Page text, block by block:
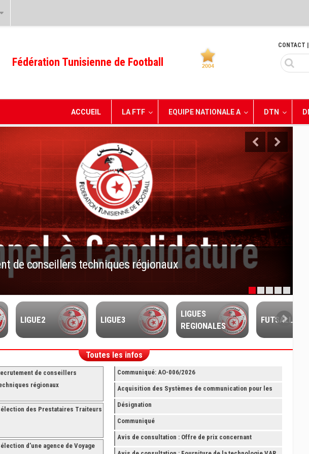
Fédération Tunisienne de Football
CONTACT
ACCUEIL LA FTF EQUIPE NATIONALE A DTN
de conseillers techniques régionaux
2 3 4 5
LIGUE2 LIGUE3
LIGUES
REGIONALES
FUTSALL
Toutes les infos
de conseillers
régionaux
des Prestataires Traiteurs
d’une agence de Voyage
Communiqué: AO-006/2026
Acquisition des Systèmes de communication pour les
Arbitres Elite
Désignation
Communiqué
Avis de consultation : Offre de prix concernant
fourniture avec montage et finition de RAYONNAGES